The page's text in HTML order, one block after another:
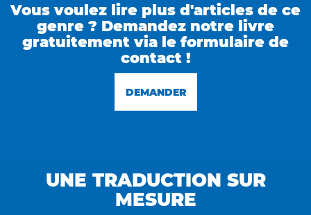
Vous voulez lire plus d'articles de ce
genre ? Demandez notre livre
gratuitement via le formulaire de
contact !
DEMANDER
UNE TRADUCTION SUR
MESURE